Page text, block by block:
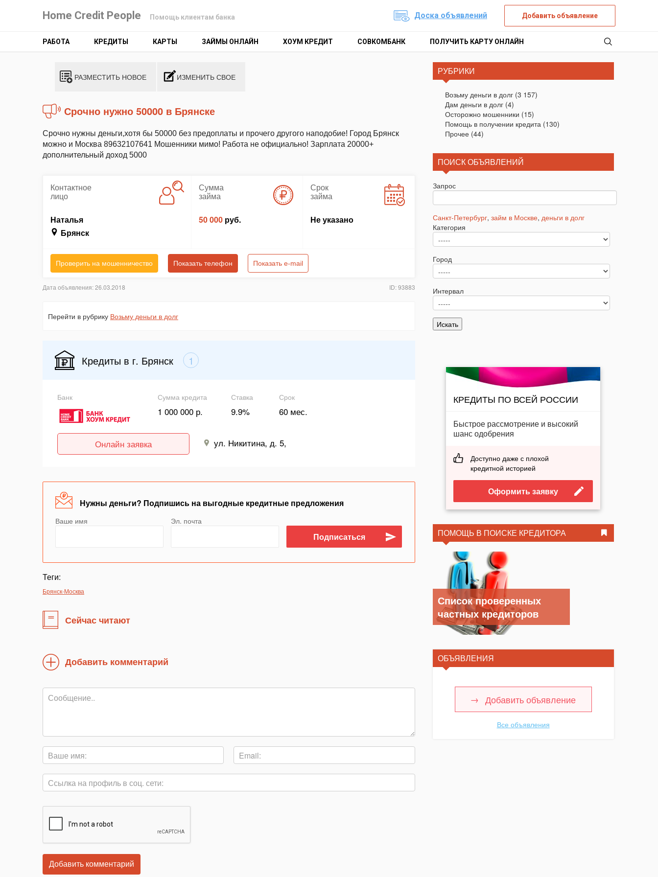
Home Credit People Помощь клиентам банка Доска объявлений Добавить объявление
РАБОТА КРЕДИТЫ КАРТЫ ЗАЙМЫ ОНЛАЙН ХОУМ КРЕДИТ СОВКОМБАНК ПОЛУЧИТЬ КАРТУ ОНЛАЙН
РАЗМЕСТИТЬ НОВОЕ ИЗМЕНИТЬ СВОЕ
Срочно нужно 50000 в Брянске
Срочно нужны деньги,хотя бы 50000 без предоплаты и прочего другого наподобие! Город Брянск
можно и Москва 89632107641 Мошенники мимо! Работа не официально! Зарплата 20000+
дополнительный доход 5000
Контактное
лицо
Наталья
Брянск
Сумма
займа
50 000 руб.
Срок
займа
Не указано
Проверить на мошенничество Показать телефон Показать e-mail
Дата объявления: 26.03.2018 ID: 93883
Перейти в рубрику Возьму деньги в долг
Кредиты в г. Брянск 1
Банк Сумма кредита
1 000 000 р.
Ставка
9.9%
Срок
60 мес.
Онлайн заявка ул. Никитина, д. 5,
Нужны деньги? Подпишись на выгодные кредитные предложения
Ваше имя Эл. почта
Теги:
Брянск-Москва
Сейчас читают
Добавить комментарий
РУБРИКИ
Возьму деньги в долг(3 157)
Дам деньги в долг(4)
Осторожно мошенники (15)
Помощь в получении кредита(130)
Прочее(44)
ПОИСК ОБЪЯВЛЕНИЙ
Запрос
Санкт-Петербург, займ в Москве, деньги в долг
Категория
Город
Интервал
КРЕДИТЫ ПО ВСЕЙ РОССИИ
Быстрое рассмотрение и высокий
шанс одобрения
Доступно даже с плохой
кредитной историей
Оформить заявку
ПОМОЩЬ В ПОИСКЕ КРЕДИТОРА
Список проверенных
частных кредиторов
ОБЪЯВЛЕНИЯ
Добавить объявление
Все объявления